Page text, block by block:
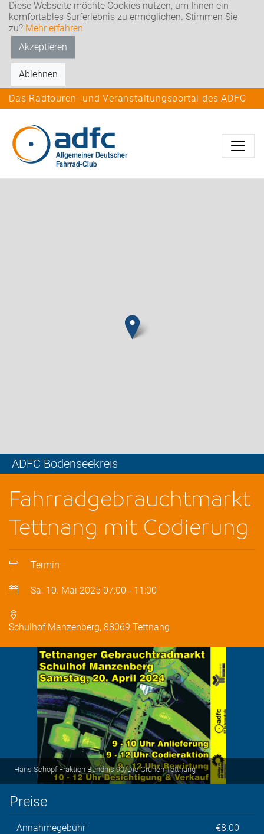
Diese Webseite möchte Cookies nutzen, um Ihnen ein
komfortables Surferlebnis zu ermöglichen. Stimmen Sie
zu? Mehr erfahren
Akzeptieren
Ablehnen
Das Radtouren- und Veranstaltungsportal des ADFC
ADFC Bodenseekreis
Fahrradgebrauchtmarkt
Tettnang mit Codierung
Termin
Sa. 10. Mai 2025 07:00 - 11:00
Schulhof Manzenberg, 88069 Tettnang
Hans Schöpf Fraktion Bündnis 90/Die Grünen Tettnang
Preise
Annahmegebühr €8.00